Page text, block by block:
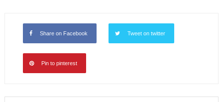
Share on Facebook Tweet on twitter
Pin to pinterest